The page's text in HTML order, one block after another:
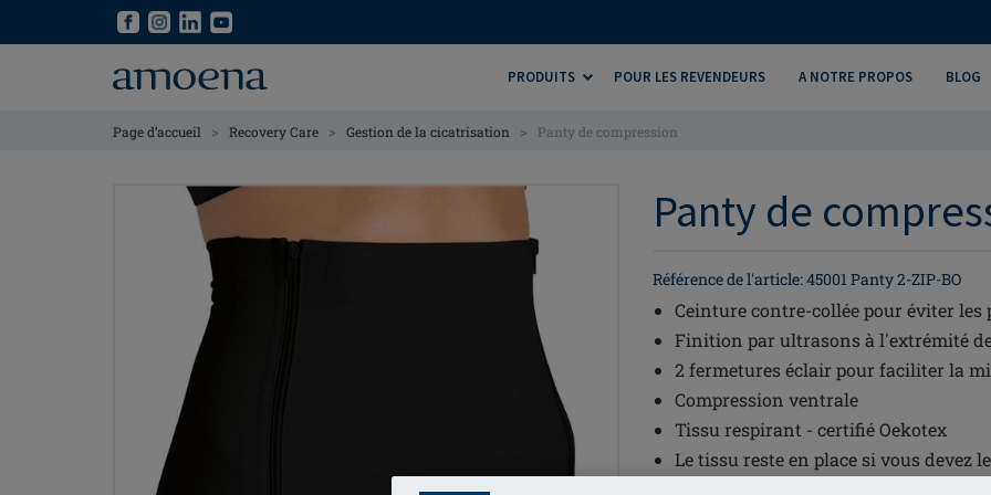
PRODUITS POUR LES REVENDEURS A NOTRE PROPOS BLOG
Page d’accueil > Recovery Care > Gestion de la cicatrisation > Panty de compression
Panty de
Référence de l'article: 45001 Panty 2-ZIP-BO
Ceinture contre-collée pour éviter les
Finition par ultrasons à l'extrémité
2 fermetures éclair pour faciliter la
Compression ventrale
Tissu respirant - certifié Oekotex
Le tissu reste en place si vous devez